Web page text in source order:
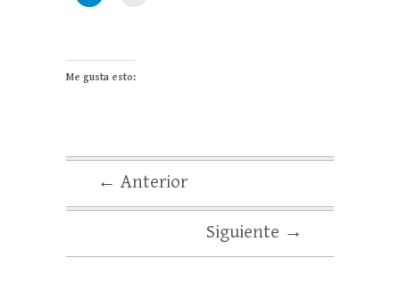
Me gusta esto:
← Anterior
Siguiente →